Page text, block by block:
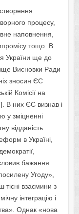
процесу,
наповнення,
тощо. В
України ще до
Висновки Ради
зносин ЄС
Комісії на
В них ЄС визнав і
у зміцненні
відданість
в Україні,
бажання
Угоду»,
тісні взаємини з
інтеграцію і
Однак «нова